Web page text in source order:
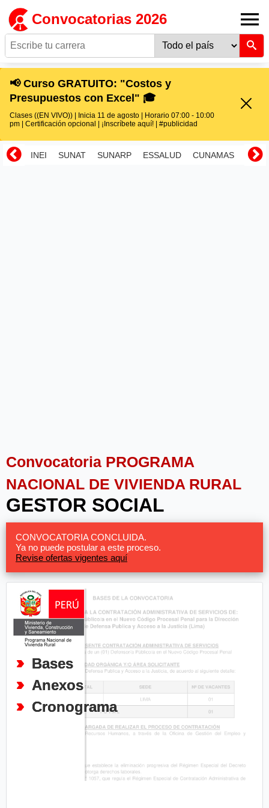
Convocatorias 2026
📢 Curso GRATUITO: "Costos y
Presupuestos con Excel" 🎓
Clases ((EN VIVO)) | Inicia 11 de agosto | Horario 07:00 - 10:00
pm | Certificación opcional | ¡Inscríbete aquí! | #publicidad
INEI SUNAT SUNARP ESSALUD CUNAMAS
Convocatoria PROGRAMA
NACIONAL DE VIVIENDA RURAL
GESTOR SOCIAL
CONVOCATORIA CONCLUIDA.
Ya no puede postular a este proceso.
Revise ofertas vigentes aquí
Bases
Anexos
Cronograma